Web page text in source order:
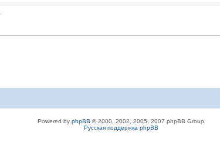
Powered by phpBB © 2000, 2002, 2005, 2007 phpBB Group
Русская поддержка phpBB